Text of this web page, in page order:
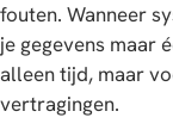
fouten. Wanneer
je gegevens maar
alleen tijd, maar
vertragingen.